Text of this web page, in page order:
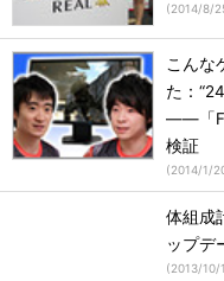
(2014/8/
こんな
た：
――「
検証
(2014/1/
体組成
ップデ
(2013/10/